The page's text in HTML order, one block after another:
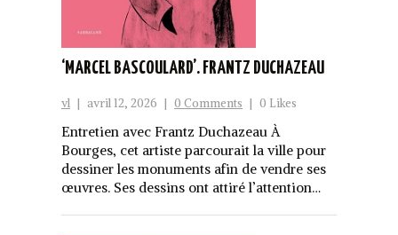
‘MARCEL BASCOULARD’. FRANTZ DUCHAZEAU
vl | avril 12, 2026 | 0 Comments | 0 Likes
Entretien avec Frantz Duchazeau À
Bourges, cet artiste parcourait la ville pour
dessiner les monuments afin de vendre ses
œuvres. Ses dessins ont attiré l’attention…